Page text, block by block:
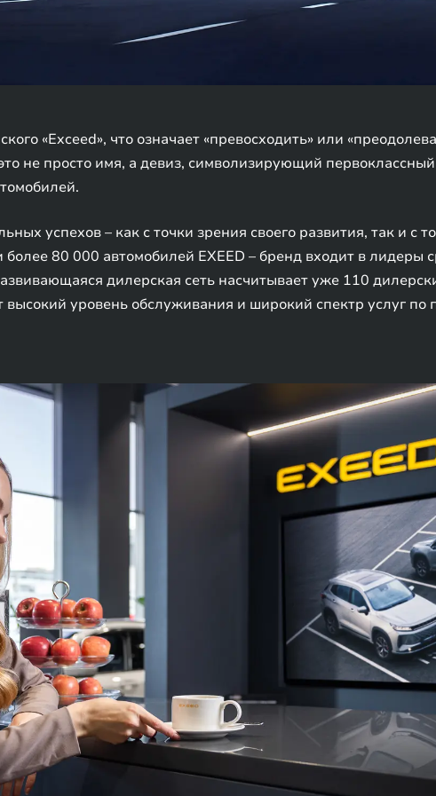
«Exceed», что означает «превосходить» или
не просто имя, а девиз, символизирующий
успехов – как с точки зрения своего развития, так и с
80 000 автомобилей EXEED – бренд входит в лидеры
дилерская сеть насчитывает уже 110
высокий уровень обслуживания и широкий спектр услуг